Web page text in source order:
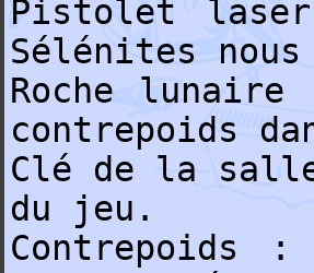
Pistolet
Sélénites
Roche
contrepoids
Clé de la
du jeu.
Contrepoids